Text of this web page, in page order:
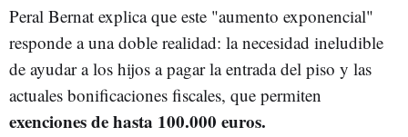
Peral Bernat explica que este "aumento exponencial"
responde a una doble realidad: la necesidad ineludible
de ayudar a los hijos a pagar la entrada del piso y las
actuales bonificaciones fiscales, que permiten
exenciones de hasta 100.000 euros.